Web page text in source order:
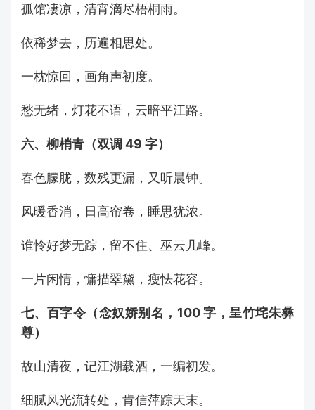
孤馆凄凉，清宵滴尽梧桐雨。
依稀梦去，历遍相思处。
一枕惊回，画角声初度。
愁无绪，灯花不语，云暗平江路。
六、柳梢青（双调 49 字）
春色朦胧，数残更漏，又听晨钟。
风暖香消，日高帘卷，睡思犹浓。
谁怜好梦无踪，留不住、巫云几峰。
一片闲情，慵描翠黛，瘦怯花容。
七、百字令（念奴娇别名，100 字，呈竹垞朱彝
尊）
故山清夜，记江湖载酒，一编初发。
细腻风光流转处，肯信萍踪天末。